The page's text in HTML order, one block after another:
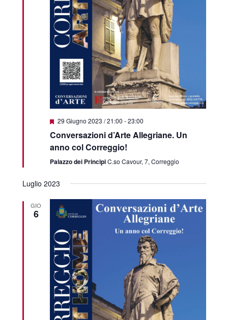
Featured
29 Giugno 2023 / 21:00 -23:00
Conversazioni d’Arte Allegriane. Un
anno col Correggio!
Palazzo dei PrincipiC.so Cavour, 7, Correggio
Luglio 2023
GIO
6